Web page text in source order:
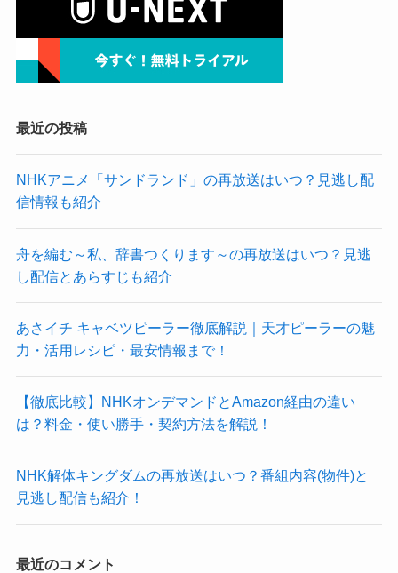
最近の投稿
NHKアニメ「サンドランド」の再放送はいつ？見逃し配
信情報も紹介
舟を編む～私、辞書つくります～の再放送はいつ？見逃
し配信とあらすじも紹介
あさイチ キャベツピーラー徹底解説｜天才ピーラーの魅
力・活用レシピ・最安情報まで！
【徹底比較】NHKオンデマンドとAmazon経由の違い
は？料金・使い勝手・契約方法を解説！
NHK解体キングダムの再放送はいつ？番組内容(物件)と
見逃し配信も紹介！
最近のコメント